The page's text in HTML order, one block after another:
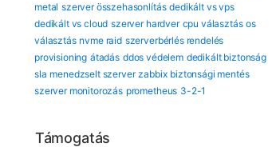
metal szerver összehasonlítás dedikált vs vps
dedikált vs cloud szerver hardver cpu választás os
választás nvme raid szerverbérlés rendelés
provisioning átadás ddos védelem dedikált biztonság
sla menedzselt szerver zabbix biztonsági mentés
szerver monitorozás prometheus 3-2-1
Támogatás